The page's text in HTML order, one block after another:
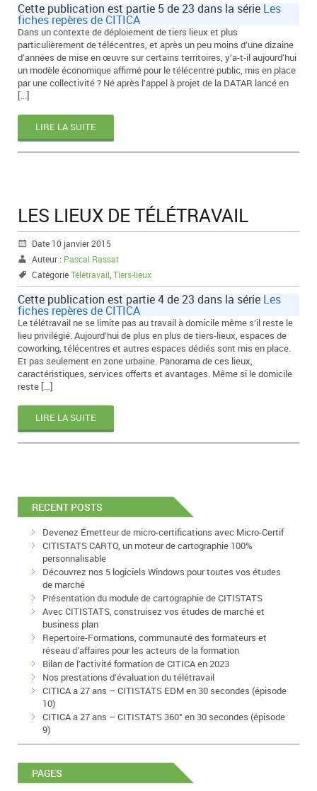
Cette publication est partie 5 de 23 dans la série Les
fiches repères de CITICA
Dans un contexte de déploiement de tiers lieux et plus
particulièrement de télécentres, et après un peu moins d’une dizaine
d’années de mise en œuvre sur certains territoires, y’a-t-il aujourd’hui
un modèle économique affirmé pour le télécentre public, mis en place
par une collectivité ? Né après l’appel à projet de la DATAR lancé en
[…]
LIRE LA SUITE
LES LIEUX DE TÉLÉTRAVAIL
Date 10 janvier 2015
Auteur : Pascal Rassat
CatégorieTélétravail Tiers-lieux
Cette publication est partie 4 de 23 dans la série Les
fiches repères de CITICA
Le télétravail ne se limite pas au travail à domicile même s’il reste le
lieu privilégié. Aujourd’hui de plus en plus de tiers-lieux, espaces de
coworking, télécentres et autres espaces dédiés sont mis en place.
Et pas seulement en zone urbaine. Panorama de ces lieux,
caractéristiques, services offerts et avantages. Même si le domicile
reste […]
LIRE LA SUITE
RECENT POSTS
Devenez Émetteur de micro-certifications avec Micro-Certif
CITISTATS CARTO, un moteur de cartographie 100%
personnalisable
Découvrez nos 5 logiciels Windows pour toutes vos études
de marché
Présentation du module de cartographie de CITISTATS
Avec CITISTATS, construisez vos études de marché et
business plan
Repertoire-Formations, communauté des formateurs et
réseau d’affaires pour les acteurs de la formation
Bilan de l’activité formation de CITICA en 2023
Nos prestations d’évaluation du télétravail
CITICA a 27 ans – CITISTATS EDM en 30 secondes (épisode
10)
CITICA a 27 ans – CITISTATS 360° en 30 secondes (épisode
9)
PAGES